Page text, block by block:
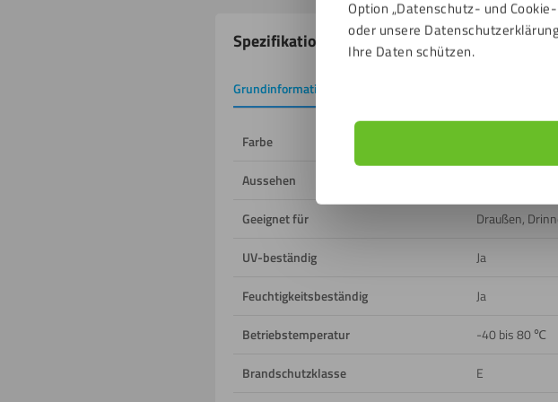
Option „Datenschutz- und
oder unsere
Ihre Daten schützen.
Produkteigenschaften
Spezifikationen
Grundinformation
Farbe
Aussehen
Geeignet für Draußen,
UV-beständig Ja
Feuchtigkeitsbeständig Ja
Betriebstemperatur -40 bis 80 ℃
Brandschutzklasse E